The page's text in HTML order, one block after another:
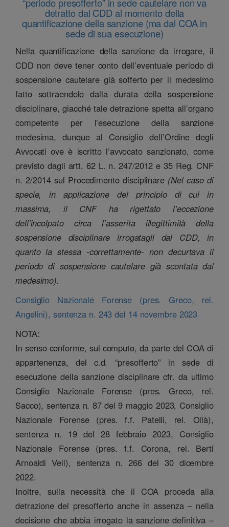
detratto dal CDD al momento della
quantificazione della sanzione (ma dal COA in
sede di sua esecuzione)
Nella quantificazione della sanzione da irrogare, il
CDD non deve tener conto dell’eventuale periodo di
sospensione cautelare già sofferto per il medesimo
fatto sottraendolo dalla durata della sospensione
disciplinare, giacché tale detrazione spetta all’organo
competente per l’esecuzione della sanzione
medesima, dunque al Consiglio dell’Ordine degli
Avvocati ove è iscritto l’avvocato sanzionato, come
previsto dagli artt. 62 L. n. 247/2012 e 35 Reg. CNF
n. 2/2014 sul Procedimento disciplinare (Nel caso di
specie, in applicazione del principio di cui in
massima, il CNF ha rigettato l’eccezione
dell’incolpato circa l’asserita illegittimità della
sospensione disciplinare irrogatagli dal CDD, in
quanto la stessa -correttamente- non decurtava il
periodo di sospensione cautelare già scontata dal
medesimo).
Consiglio Nazionale Forense (pres. Greco, rel.
Angelini), sentenza n. 243 del 14 novembre 2023
NOTA:
In senso conforme, sul computo, da parte del COA di
appartenenza, del c.d. “presofferto” in sede di
esecuzione della sanzione disciplinare cfr. da ultimo
Consiglio Nazionale Forense (pres. Greco, rel.
Sacco), sentenza n. 87 del 9 maggio 2023, Consiglio
Nazionale Forense (pres. f.f. Patelli, rel. Ollà),
sentenza n. 19 del 28 febbraio 2023, Consiglio
Nazionale Forense (pres. f.f. Corona, rel. Berti
Arnoaldi Veli), sentenza n. 266 del 30 dicembre
2022.
Inoltre, sulla necessità che il COA proceda alla
detrazione del presofferto anche in assenza – nella
decisione che abbia irrogato la sanzione definitiva –